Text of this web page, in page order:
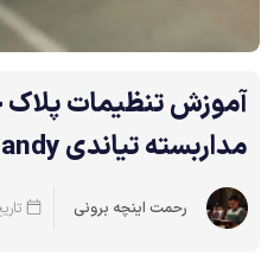
آموزش تنظیمات پلاک
مداربسته تیاندی Tiandy
رحمت اینچه برونی